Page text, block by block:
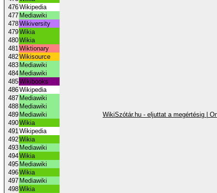
476Wikipedia
477 Mediawiki
478Wikiversity
479Wikia
480Wikia
481Wiktionary
482Wikisource
483 Mediawiki
484 Mediawiki
485Wikibooks
486Wikipedia
487 Mediawiki
488 Mediawiki
489 Mediawiki
WikiSzótár.hu - eljuttat a megértésig |
490Wikia
491Wikipedia
492Wikia
493 Mediawiki
494Wikia
495 Mediawiki
496Wikia
497 Mediawiki
498Wikia